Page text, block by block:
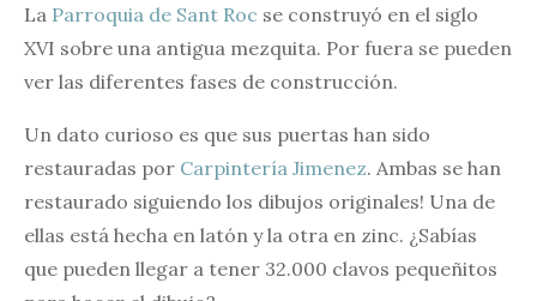
La Parroquia de Sant Roc se construyó en el siglo
XVI sobre una antigua mezquita. Por fuera se pueden
ver las diferentes fases de construcción.
Un dato curioso es que sus puertas han sido
restauradas por Carpintería Jimenez. Ambas se han
restaurado siguiendo los dibujos originales! Una de
ellas está hecha en latón y la otra en zinc. ¿Sabías
que pueden llegar a tener 32.000 clavos pequeñitos